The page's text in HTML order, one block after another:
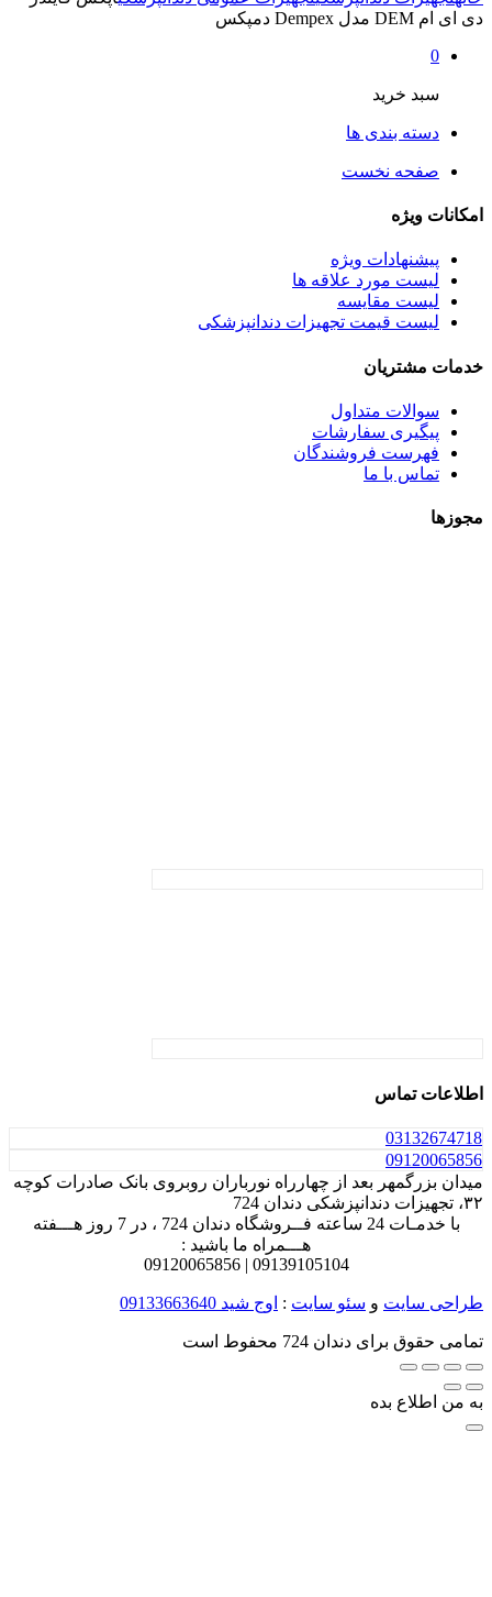
دی ای ام DEM مدل Dempex دمپکس
0
سبد خرید
دسته بندی ها
صفحه نخست
امکانات ویژه
پیشنهادات ویژه
لیست مورد علاقه ها
لیست مقایسه
لیست قیمت تجهیزات دندانپزشکی
خدمات مشتریان
سوالات متداول
پیگیری سفارشات
فهرست فروشندگان
تماس با ما
مجوزها
اطلاعات تماس
03132674718
09120065856
میدان بزرگمهر بعد از چهارراه نورباران روبروی بانک صادرات کوچه
۳۲، تجهیزات دندانپزشکی دندان 724
با خدمـات 24 ساعته فــروشگاه دندان 724 ، در 7 روز هـــفته
هـــمراه ما باشید :
09139105104 |
09120065856
طراحی سایت و سئو سایت : اوج شید 09133663640
تمامی حقوق برای دندان 724 محفوط است
به من اطلاع بده